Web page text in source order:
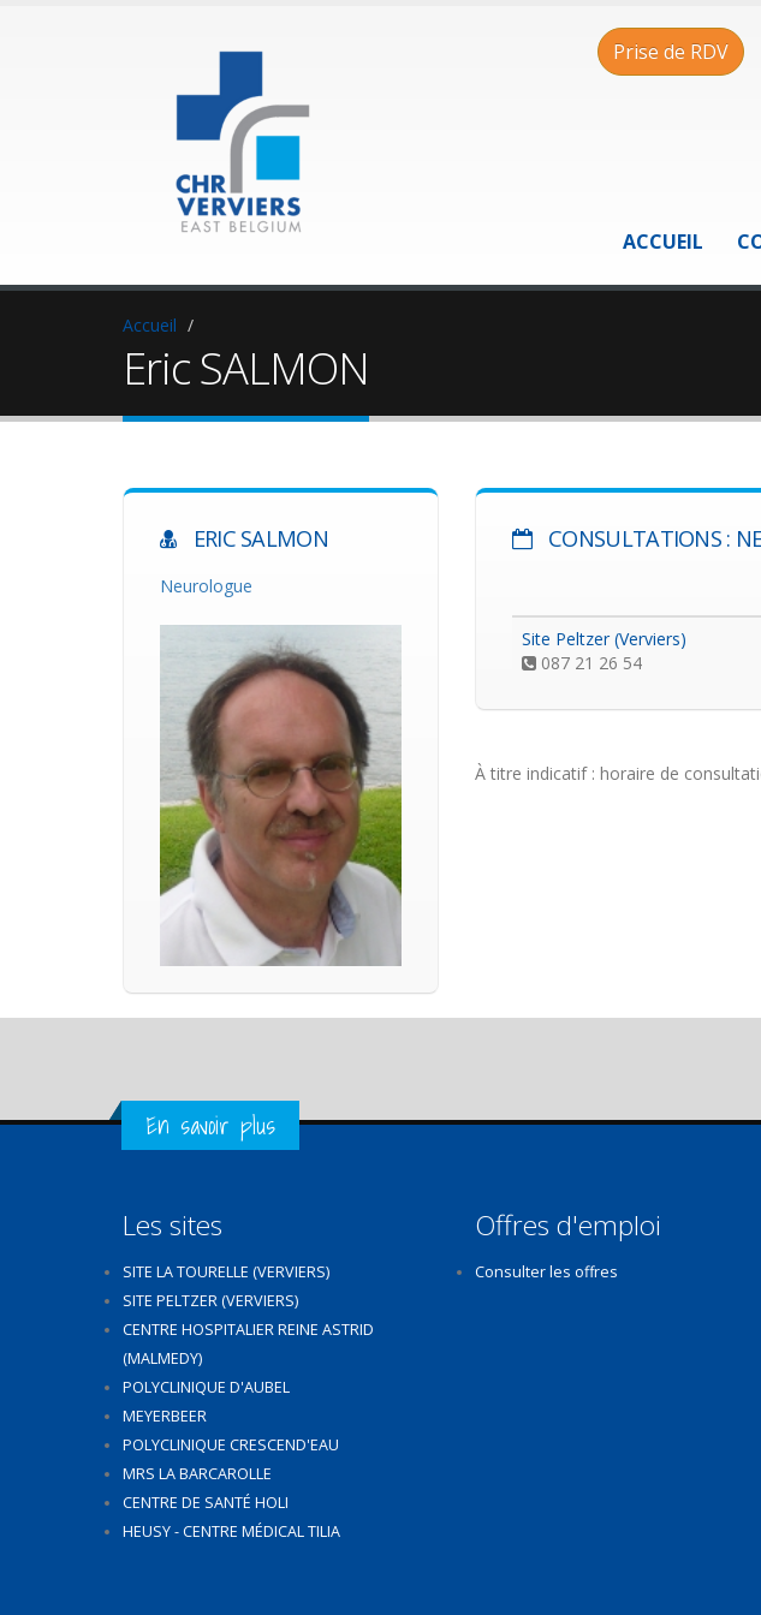
Prise de RDV
ACCUEIL
Accueil
Eric SALMON
ERIC SALMON
Neurologue
CONSULTATIONS :
Site Peltzer (Verviers)
087 21 26 54
À titre indicatif : horaire de
Get in Touch
En savoir plus
Les sites
SITE LA TOURELLE (VERVIERS)
SITE PELTZER (VERVIERS)
CENTRE HOSPITALIER REINE ASTRID
(MALMEDY)
POLYCLINIQUE D'AUBEL
MEYERBEER
POLYCLINIQUE CRESCEND'EAU
MRS LA BARCAROLLE
CENTRE DE SANTÉ HOLI
HEUSY - CENTRE MÉDICAL TILIA
Offres d'emploi
Consulter les offres